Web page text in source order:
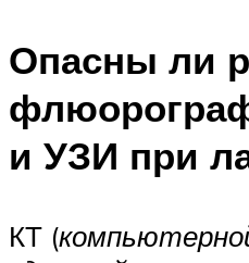
Опасны ли
и УЗИ при
КТ (